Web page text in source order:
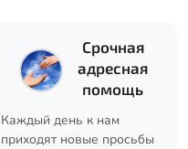
Срочная
адресная
помощь
Каждый день к нам
приходят новые просьбы